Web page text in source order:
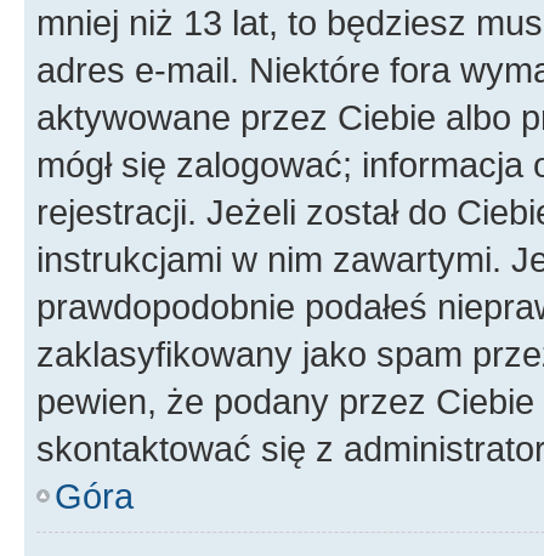
mniej niż 13 lat, to będziesz
adres e-mail. Niektóre fora
aktywowane przez Ciebie albo
mógł się zalogować;
rejestracji. Jeżeli został do
instrukcjami w nim zawartymi.
prawdopodobnie podałeś
zaklasyfikowany jako spam
pewien, że podany przez
skontaktować się z
Góra